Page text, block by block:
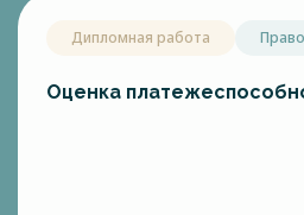
Дипломная работа
Оценка